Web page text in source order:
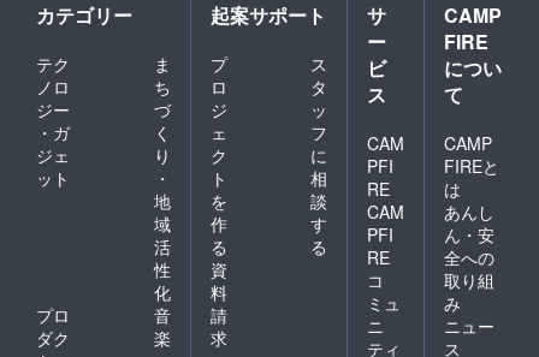
カテゴリー
テク
ノロ
ジー
・ガ
ジェ
ット
ま
ち
づ
く
り
・
地
域
活
性
化
プロ
ダク
音
楽
起案サポート
プ
ロ
ジ
ェ
ク
ト
を
作
る
ス
タ
ッ
フ
に
相
談
す
る
資
料
請
求
サ
ー
ビ
ス
CAM
PFI
RE
CAM
PFI
RE
コ
ミュ
ニ
ティ
CAMP
FIRE
につい
て
CAMP
FIREと
は
あんし
ん・安
全への
取り組
み
ニュー
ス